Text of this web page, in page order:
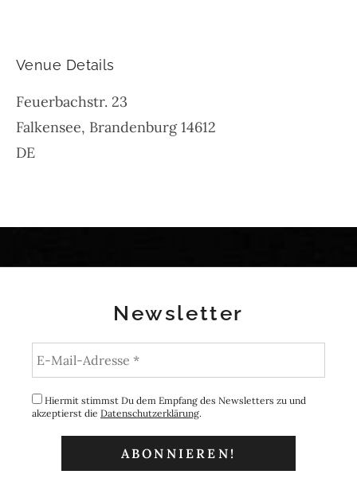
Venue Details
Feuerbachstr. 23
Falkensee, Brandenburg 14612
DE
Newsletter
Hiermit stimmst Du dem Empfang des Newsletters zu und
akzeptierst die Datenschutzerklärung.